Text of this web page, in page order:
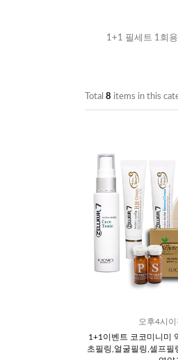
1+1 필세트 1회용
Total 8 items in this
오후4시이
1+1이벤트 코코미니미
초필링,얼굴필링,셀프필